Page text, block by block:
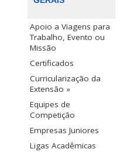
Apoio a Viagens para
Trabalho, Evento ou
Missão
Certificados
Curricularização da
Extensão »
Equipes de
Competição
Empresas Juniores
Ligas Acadêmicas